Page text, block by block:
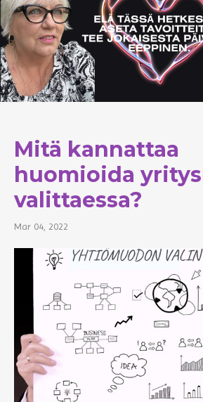
Mitä kannattaa
huomioida
valittaessa?
Mar 04, 2022